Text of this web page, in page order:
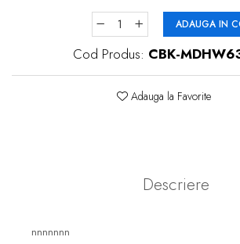
dopuri de urechi
Produse îngrijire copii
ADAUGA IN
Cod Produs: CBK-
Adauga la Favorite
Descriere
nnnnnnn